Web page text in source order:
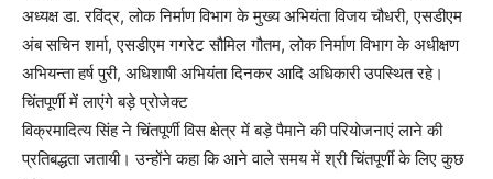
अध्यक्ष डा. रविंद्र, लोक निर्माण विभाग के मुख्य अभियंता विजय चौधरी, एसडीएम
अंब सचिन शर्मा, एसडीएम गगरेट सौमिल गौतम, लोक निर्माण विभाग के अधीक्षण
अभियन्ता हर्ष पुरी, अधिशाषी अभियंता दिनकर आदि अधिकारी उपस्थित रहे।
चिंतपूर्णी में लाएंगे बड़े प्रोजेक्ट
विक्रमादित्य सिंह ने चिंतपूर्णी विस क्षेत्र में बड़े पैमाने की परियोजनाएं लाने की
प्रतिबद्धता जतायी। उन्होंने कहा कि आने वाले समय में श्री चिंतपूर्णी के लिए कुछ